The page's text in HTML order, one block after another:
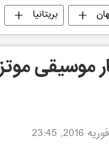
بریتانیا
موسیقی